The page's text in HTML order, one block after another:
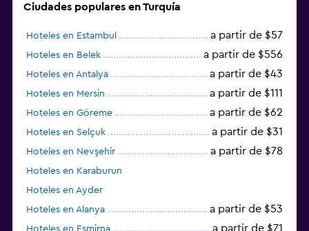
Ciudades populares en Turquía
Hoteles en Estambul a partir de $57
Hoteles en Belek a partir de $556
Hoteles en Antalya a partir de $43
Hoteles en Mersin a partir de $111
Hoteles en Göreme a partir de $62
Hoteles en Selçuk a partir de $31
Hoteles en Nevşehir a partir de $78
Hoteles en Karaburun
Hoteles en Ayder
Hoteles en Alanya
a partir de $53
Hoteles en Esmirna a partir de $71